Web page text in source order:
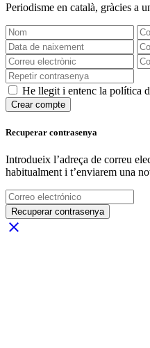
Periodisme en català, gràcies a
He llegit i entenc la política
Crear compte
Recuperar contrasenya
Introdueix l’adreça de correu
habitualment i t’enviarem una
Recuperar contrasenya
close